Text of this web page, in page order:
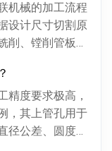
机械的加工流程
设计尺寸切割原
削、镗削管板各
检...
精度要求极高，
，其上管孔用于
径公差、圆度、